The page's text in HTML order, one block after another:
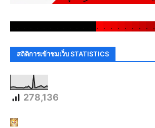
. . . . . . . . .
สถิติการเข้าชมเว็บ STATISTICS
278,136